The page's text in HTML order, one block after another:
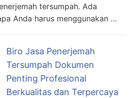
tersumpah. Ada
Anda harus menggunakan …
Biro Jasa Penerjemah
Tersumpah Dokumen
Penting Profesional
Berkualitas dan Terpercaya